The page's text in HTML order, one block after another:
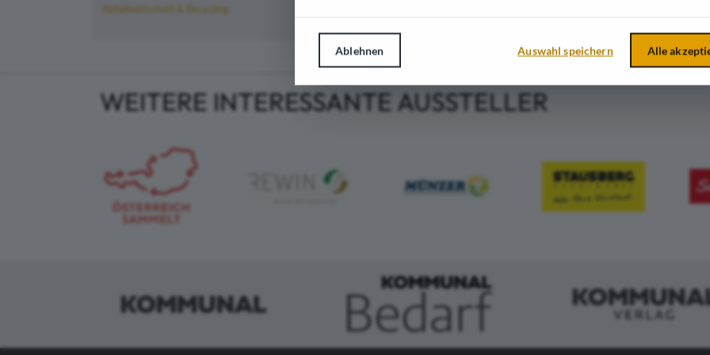
Abfallwirtschaft & Recycling
WEITERE INTERESSANTE AUSSTELLER
Ablehnen Auswahl speichern Alle